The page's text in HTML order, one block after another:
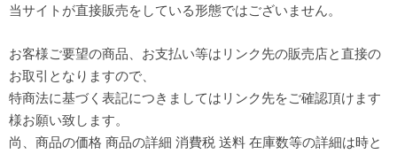
当サイトが直接販売をしている形態ではございません。
お客様ご要望の商品、お支払い等はリンク先の販売店と直接の
お取引となりますので、
特商法に基づく表記につきましてはリンク先をご確認頂けます
様お願い致します。
尚、商品の価格 商品の詳細 消費税 送料 在庫数等の詳細は時と